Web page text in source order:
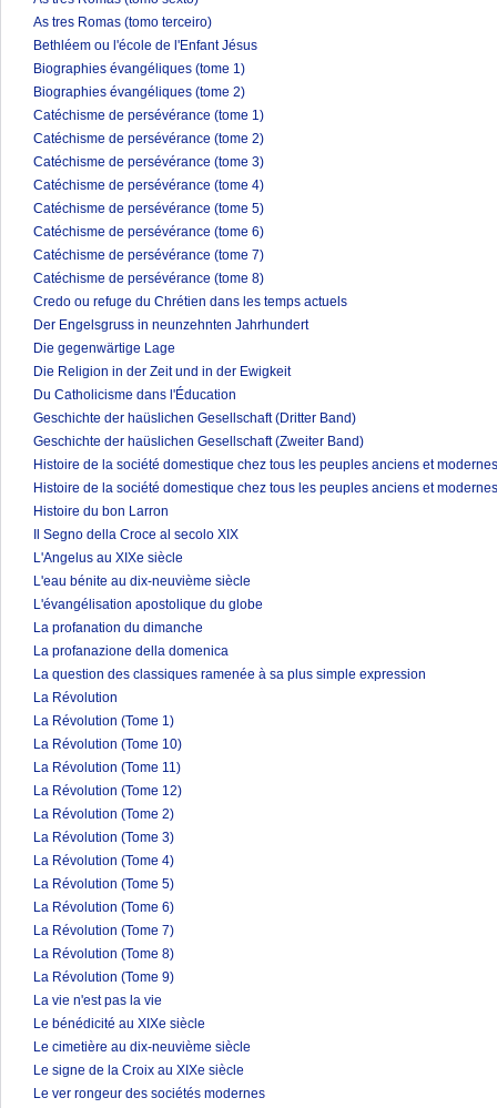
As tres Romas (tomo terceiro)
Bethléem ou l'école de l'Enfant Jésus
Biographies évangéliques (tome 1)
Biographies évangéliques (tome 2)
Catéchisme de persévérance (tome 1)
Catéchisme de persévérance (tome 2)
Catéchisme de persévérance (tome 3)
Catéchisme de persévérance (tome 4)
Catéchisme de persévérance (tome 5)
Catéchisme de persévérance (tome 6)
Catéchisme de persévérance (tome 7)
Catéchisme de persévérance (tome 8)
Credo ou refuge du Chrétien dans les temps actuels
Der Engelsgruss in neunzehnten Jahrhundert
Die gegenwärtige Lage
Die Religion in der Zeit und in der Ewigkeit
Du Catholicisme dans l'Éducation
Geschichte der haüslichen Gesellschaft (Dritter Band)
Geschichte der haüslichen Gesellschaft (Zweiter Band)
Histoire de la société domestique chez tous les peuples anciens et
Histoire de la société domestique chez tous les peuples anciens et
Histoire du bon Larron
Il Segno della Croce al secolo XIX
L'Angelus au XIXe siècle
L'eau bénite au dix-neuvième siècle
L'évangélisation apostolique du globe
La profanation du dimanche
La profanazione della domenica
La question des classiques ramenée à sa plus simple expression
La Révolution
La Révolution (Tome 1)
La Révolution (Tome 10)
La Révolution (Tome 11)
La Révolution (Tome 12)
La Révolution (Tome 2)
La Révolution (Tome 3)
La Révolution (Tome 4)
La Révolution (Tome 5)
La Révolution (Tome 6)
La Révolution (Tome 7)
La Révolution (Tome 8)
La Révolution (Tome 9)
La vie n'est pas la vie
Le bénédicité au XIXe siècle
Le cimetière au dix-neuvième siècle
Le signe de la Croix au XIXe siècle
Le ver rongeur des sociétés modernes